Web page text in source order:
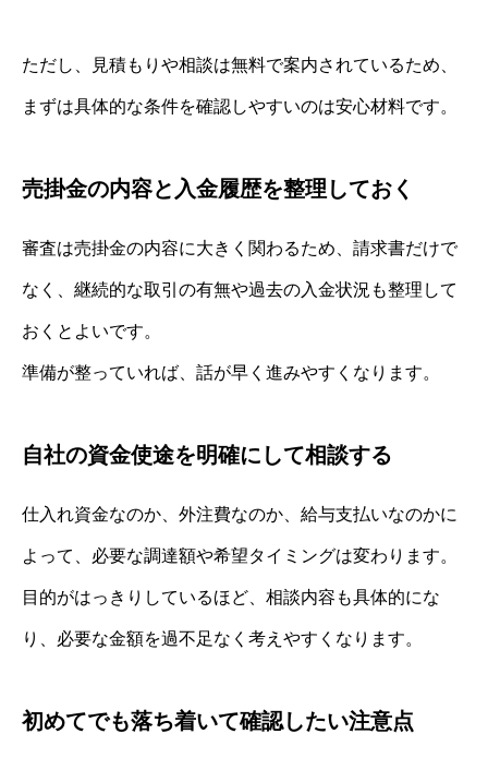
ただし、見積もりや相談は無料で案内されているため、
まずは具体的な条件を確認しやすいのは安心材料です。
売掛金の内容と入金履歴を整理しておく
審査は売掛金の内容に大きく関わるため、請求書だけで
なく、継続的な取引の有無や過去の入金状況も整理して
おくとよいです。
準備が整っていれば、話が早く進みやすくなります。
自社の資金使途を明確にして相談する
仕入れ資金なのか、外注費なのか、給与支払いなのかに
よって、必要な調達額や希望タイミングは変わります。
目的がはっきりしているほど、相談内容も具体的にな
り、必要な金額を過不足なく考えやすくなります。
初めてでも落ち着いて確認したい注意点